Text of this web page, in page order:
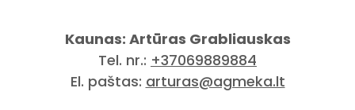
Kaunas: Artūras Grabliauskas
Tel. nr.: +37069889884
El. paštas: arturas@agmeka.lt